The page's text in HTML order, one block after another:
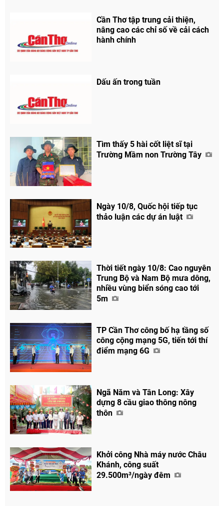
Cần Thơ tập trung cải thiện,
nâng cao các chỉ số về cải cách
hành chính
Dấu ấn trong tuần
Tìm thấy 5 hài cốt liệt sĩ tại
Trường Mầm non Trường Tây
Ngày 10/8, Quốc hội tiếp tục
thảo luận các dự án luật
Thời tiết ngày 10/8: Cao nguyên
Trung Bộ và Nam Bộ mưa dông,
nhiều vùng biển sóng cao tới
5m
TP Cần Thơ công bố hạ tầng số
công cộng mạng 5G, tiến tới thí
điểm mạng 6G
Ngã Năm và Tân Long: Xây
dựng 8 cầu giao thông nông
thôn
Khởi công Nhà máy nước Châu
Khánh, công suất
29.500m³/ngày đêm